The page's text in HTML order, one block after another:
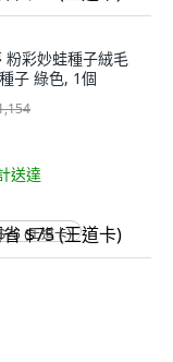
粉彩妙蛙種子絨毛
子 綠色, 1個
送達
(王道卡)